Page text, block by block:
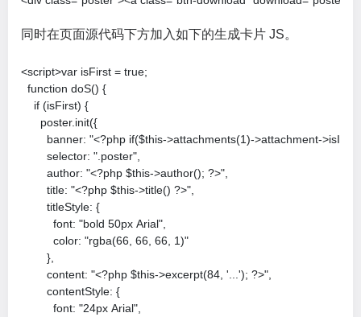
同时在页面源代码下方加入如下的生成卡片 JS。
<script>var isFirst = true;
function doS() {
if (isFirst) {
poster.init({
banner: "<?php if($this->attachments(1)->attachment-
selector: ".poster",
author: "<?php $this->author(); ?>",
title: "<?php $this->title() ?>",
titleStyle: {
font: "bold 50px Arial",
color: "rgba(66, 66, 66, 1)"
},
content: "<?php $this->excerpt(84, '...'); ?>",
contentStyle: {
font: "24px Arial",